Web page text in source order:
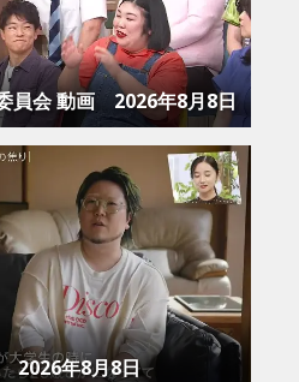
員会 動画 2026年8月8日
2026年8月8日